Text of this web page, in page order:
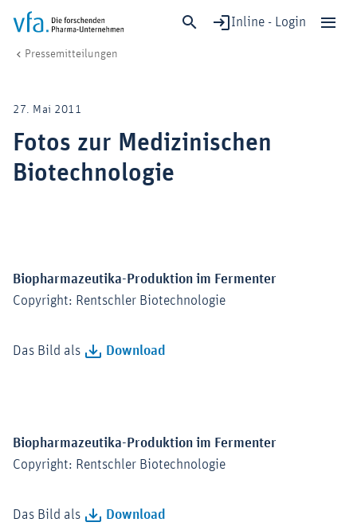
Inline - Login
Forschung & Entwicklung
Gesundheit & Versorgung
Wirtschaft & Standort
Digitalisierung & KI
Medien
Pressemitteilungen
27. Mai 2011
Fotos zur Medizinischen
Biotechnologie
Biopharmazeutika-Produktion im Fermenter
Copyright: Rentschler Biotechnologie
Das Bild als Download
Biopharmazeutika-Produktion im Fermenter
Copyright: Rentschler Biotechnologie
Das Bild als Download